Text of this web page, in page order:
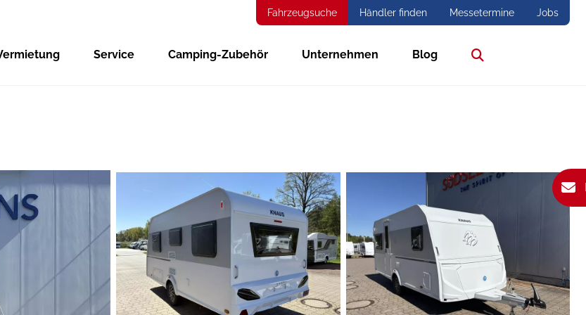
Fahrzeugsuche Händler finden Messetermine Jobs
Service Camping-Zubehör Unternehmen Blog